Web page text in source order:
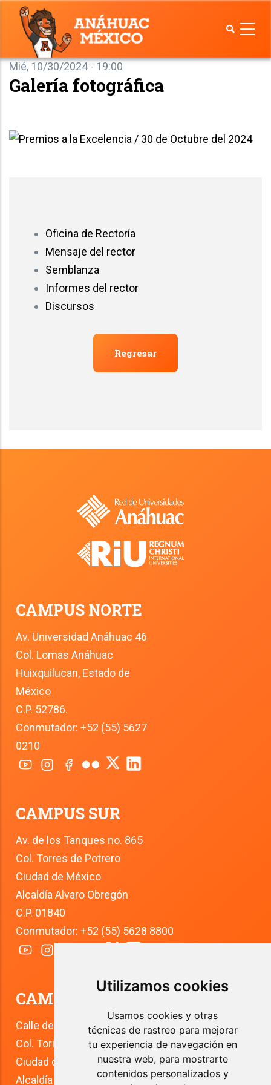
Utilizamos cookies
Usamos cookies y otras
técnicas de rastreo para mejorar
tu experiencia de navegación en
nuestra web, para mostrarte
contenidos personalizados y
Pasar
contenido
principal
Mié, 10/30/2024 - 19:00
Galería fotográfica
Oficina de Rectoría
Mensaje del rector
Semblanza
Informes del rector
Discursos
Regresar
CAMPUS NORTE
Av. Universidad Anáhuac 46
Col. Lomas Anáhuac
Huixquilucan, Estado de
México
C.P. 52786.
Conmutador: +52 (55) 5627
0210
CAMPUS SUR
Av. de los Tanques no. 865
Col. Torres de Potrero
Ciudad de México
Alcaldía Alvaro Obregón
C.P. 01840
Conmutador: +52 (55) 5628 8800
CAMPUS TLALPAN
Calle del Río 4
Col. Toriello Guerra
Ciudad de México
Alcaldía Tlalpan